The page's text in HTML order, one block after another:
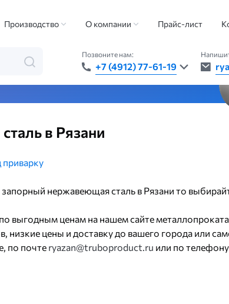
Производство О компании Прайс-лист
Позвоните нам:
+7 (4912) 77-61-19
Клапан запорный нержавеющая сталь
быстро, точно, везде
в Рязани
нержавеющая сталь в Рязани то
выгодным ценам на нашем сайте
низкие цены и доставку до вашего города или
по почте ryazan@truboproduct.ru или по